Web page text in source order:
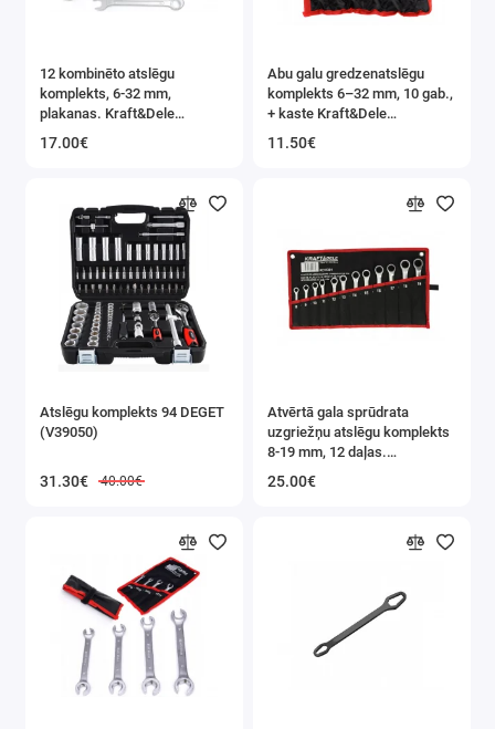
12 kombinēto atslēgu
komplekts, 6-32 mm,
plakanas. Kraft&Dele
17.00€
Abu galu gredzenatslēgu
komplekts 6–32 mm, 10 gab.,
+ kaste Kraft&Dele
11.50€
Atslēgu komplekts 94 DEGET
(V39050)
31.30€ 40.00€
Atvērtā gala sprūdrata
uzgriežņu atslēgu komplekts
8-19 mm, 12 daļas.
25.00€